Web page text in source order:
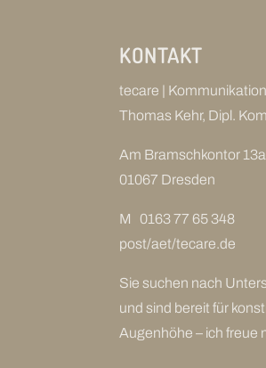
KONTAKT
tecare |
Thomas Kehr, Dipl.
Am Bramschkontor 13a
01067 Dresden
M 0163 77 65 348
post/aet/tecare.de
Sie suchen nach
und sind bereit für
Augenhöhe – ich freue